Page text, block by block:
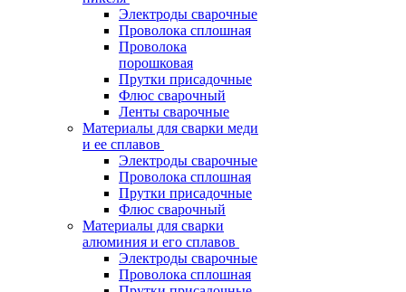
Электроды сварочные
Проволока сплошная
Проволока
порошковая
Прутки присадочные
Флюс сварочный
Ленты сварочные
Материалы для сварки меди
и ее сплавов
Электроды сварочные
Проволока сплошная
Прутки присадочные
Флюс сварочный
Материалы для сварки
алюминия и его сплавов
Электроды сварочные
Проволока сплошная